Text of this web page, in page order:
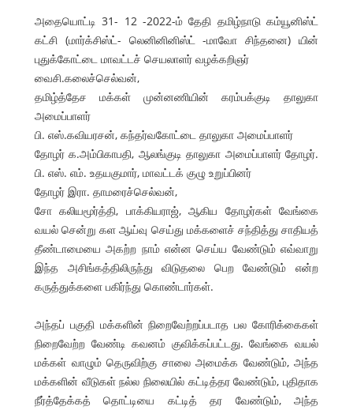
அதையொட்டி 31- 12 -2022-ம் தேதி தமிழ்நாடு கம்யூனிஸ்ட்
கட்சி (மார்க்சிஸ்ட்- லெனினினிஸ்ட் -மாவோ சிந்தனை) யின்
புதுக்கோட்டை மாவட்டச் செயலாளர் வழக்கறிஞர்
வைசி.கலைச்செல்வன்,
தமிழ்த்தேச மக்கள் முன்னணியின் கரம்பக்குடி தாலுகா
அமைப்பாளர்
பி. எஸ்.கவியரசன், கந்தர்வகோட்டை தாலுகா அமைப்பாளர்
தோழர் க.அம்பிகாபதி, ஆலங்குடி தாலுகா அமைப்பாளர் தோழர்.
பி. எஸ். எம். உதயகுமார், மாவட்டக் குழு உறுப்பினர்
தோழர் இரா. தாமரைச்செல்வன்,
சோ கலியமூர்த்தி, பாக்கியராஜ், ஆகிய தோழர்கள் வேங்கை
வயல் சென்று கள ஆய்வு செய்து மக்களைச் சந்தித்து சாதியத்
தீண்டாமையை அகற்ற நாம் என்ன செய்ய வேண்டும் எவ்வாறு
இந்த அசிங்கத்திலிருந்து விடுதலை பெற வேண்டும் என்ற
கருத்துக்களை பகிர்ந்து கொண்டார்கள்.
அந்தப் பகுதி மக்களின் நிறைவேற்றப்படாத பல கோரிக்கைகள்
நிறைவேற்ற வேண்டி கவனம் குவிக்கப்பட்டது. வேங்கை வயல்
மக்கள் வாழும் தெருவிற்கு சாலை அமைக்க வேண்டும், அந்த
மக்களின் வீடுகள் நல்ல நிலையில் கட்டித்தர வேண்டும், புதிதாக
நீர்த்தேக்கத் தொட்டியை கட்டித் தர வேண்டும், அந்த